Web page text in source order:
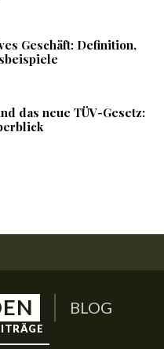
Geschäft: Definition,
das neue TÜV-Gesetz:
BLOG